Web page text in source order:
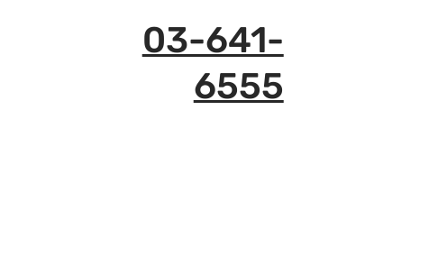
03-641-
6555